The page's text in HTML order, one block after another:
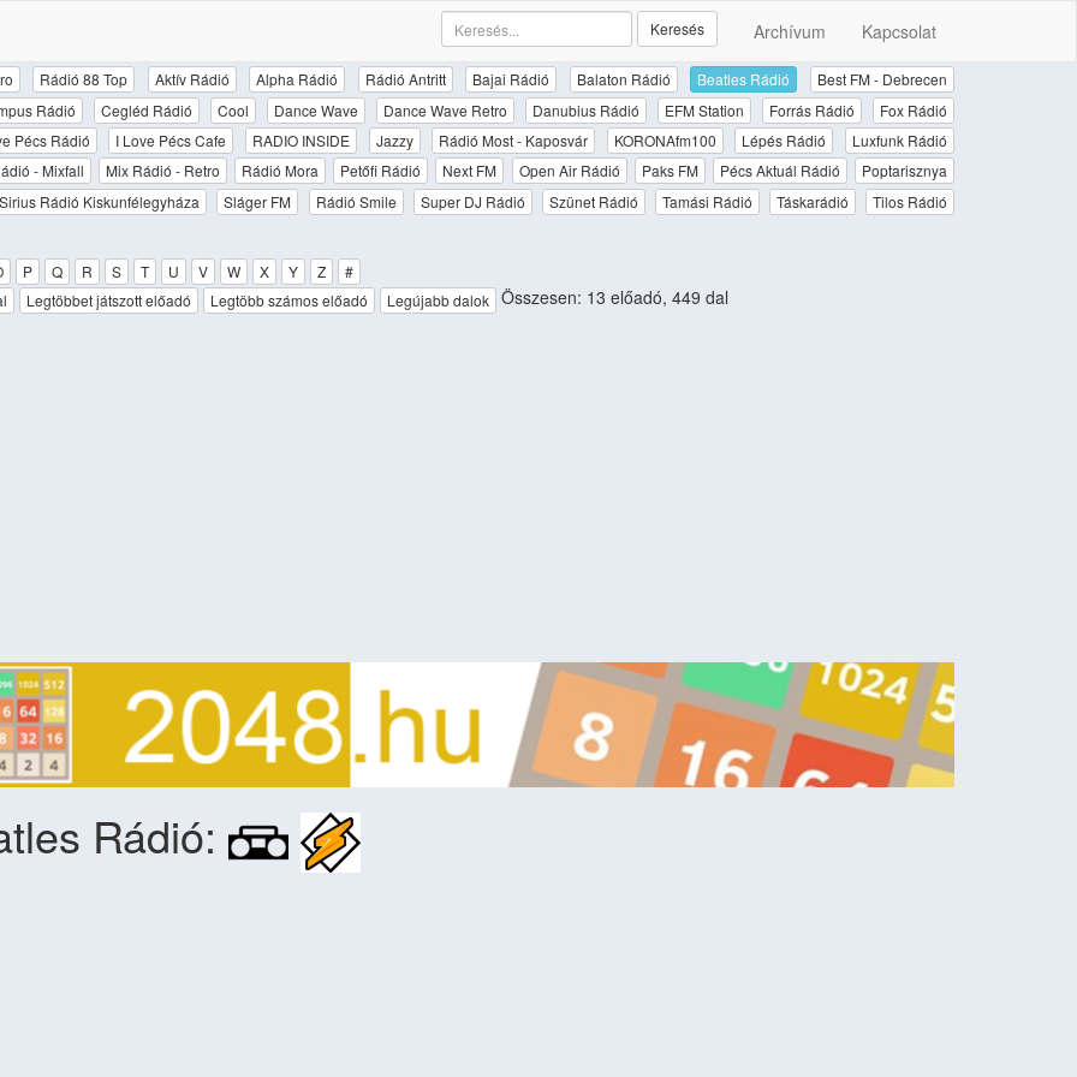
Archívum Kapcsolat
Keresés
Rádió 88 Top Aktív Rádió Alpha Rádió Rádió Antritt Bajai Rádió Balaton Rádió Beatles Rádió
Best FM - Debrecen
Rádió
Cegléd Rádió Cool Dance Wave Dance Wave Retro Danubius Rádió EFM Station Forrás Rádió
Fox Rádió
Pécs Rádió
I Love Pécs Cafe RADIO INSIDE Jazzy Rádió Most - Kaposvár KORONAfm100 Lépés Rádió
Luxfunk Rádió
- Mixfall
Mix Rádió - Retro Rádió Mora Petőfi Rádió Next FM Open Air Rádió Paks FM Pécs Aktuál Rádió
Poptarisznya
Sirius Rádió Kiskunfélegyháza
Sláger FM Rádió Smile Super DJ Rádió Szünet Rádió Tamási Rádió Táskarádió Tilos Rádió
P Q R S T U V W X Y Z
#
Legtöbbet játszott előadó Legtöbb számos előadó Legújabb dalok Összesen: 13 előadó, 449 dal
Rádió: